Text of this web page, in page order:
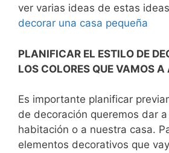
ver varias ideas de estas
decorar una casa pequeña
PLANIFICAR EL ESTILO DE
LOS COLORES QUE VAMOS
Es importante planificar
de decoración queremos dar
habitación o a nuestra casa.
elementos decorativos que